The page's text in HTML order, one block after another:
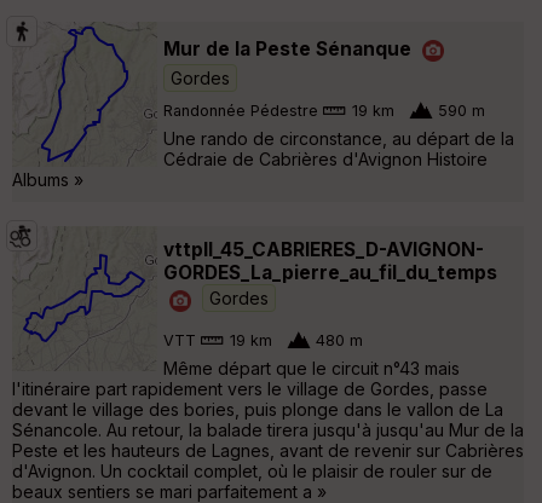
Mur de la Peste Sénanque
Gordes
Randonnée Pédestre 19 km 590 m
Une rando de circonstance, au départ de la
Cédraie de Cabrières d'Avignon Histoire
Albums »
vttpll_45_CABRIERES_D-AVIGNON-
GORDES_La_pierre_au_fil_du_temps
Gordes
VTT 19 km 480 m
Même départ que le circuit n°43 mais
l'itinéraire part rapidement vers le village de Gordes, passe
devant le village des bories, puis plonge dans le vallon de La
Sénancole. Au retour, la balade tirera jusqu'à jusqu'au Mur de la
Peste et les hauteurs de Lagnes, avant de revenir sur Cabrières
d'Avignon. Un cocktail complet, où le plaisir de rouler sur de
beaux sentiers se mari parfaitement a »